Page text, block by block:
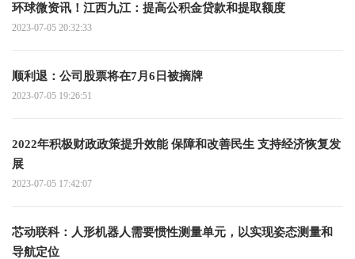
环球微资讯！江西九江：提高公积金贷款和提取额度
2023-07-05 20:32:33
顺利退：公司股票将在7月6日被摘牌
2023-07-05 19:26:51
2022年积极财政政策提升效能 保障和改善民生 支持经济恢复发
展
2023-07-05 17:42:07
芯动联科：人形机器人需要惯性测量单元，以实现姿态测量和
导航定位